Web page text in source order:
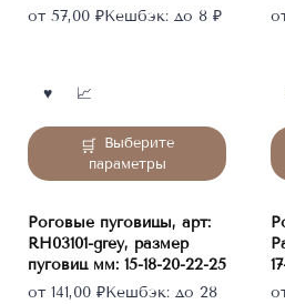
на
от 57,00 ₽Кешбэк: до 8 ₽
Выберите
параметры
Этот
товар
имеет
вариаций.
Опции
выбрать
Роговые пуговицы, арт:
RH03101-grey, размер
пуговиц мм: 15-18-20-22-25
от 141,00 ₽Кешбэк: до 28